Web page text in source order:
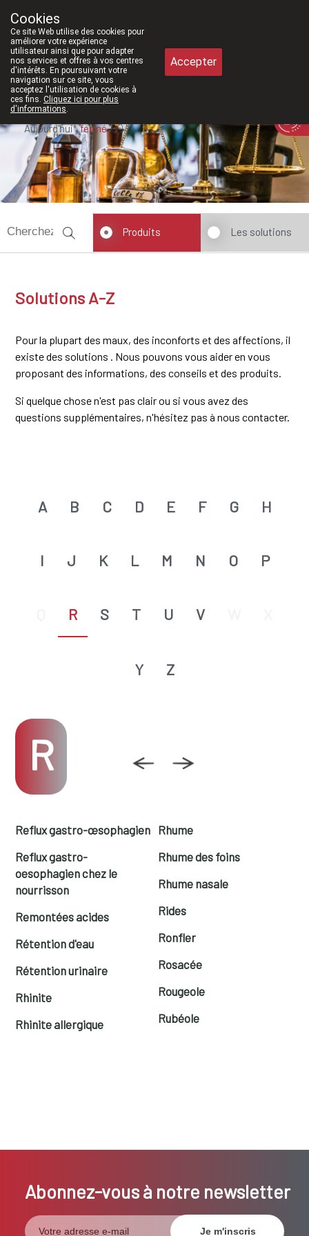
Aujourd'hui fermé
Solutions A-Z
Produits Les solutions
Pour la plupart des maux, des inconforts et des affections, il
existe des solutions . Nous pouvons vous aider en vous
proposant des informations, des conseils et des produits.
Si quelque chose n'est pas clair ou si vous avez des
questions supplémentaires, n'hésitez pas à nous contacter.
A B C D E F G H
I J K L M N O P
R S T U V
Y Z
R
Reflux gastro-œsophagien
Reflux gastro-
oesophagien chez le
nourrisson
Remontées acides
Rétention d'eau
Rétention urinaire
Rhinite
Rhinite allergique
Rhume
Rhume des foins
Rhume nasale
Rides
Ronfler
Rosacée
Rougeole
Rubéole
Abonnez-vous à notre newsletter
Cookies
Ce site Web utilise des cookies pour
améliorer votre expérience
utilisateur ainsi que pour adapter
nos services et offres à vos centres
d'intérêts. En poursuivant votre
navigation sur ce site, vous
acceptez l'utilisation de cookies à
ces fins. Cliquez ici pour plus
d'informations.
Accepter